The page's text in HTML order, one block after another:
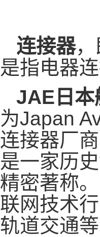
连接器，
是指电器
JAE日本
为Japan
连接器厂
是一家历
精密著称
联网技术
轨道交通